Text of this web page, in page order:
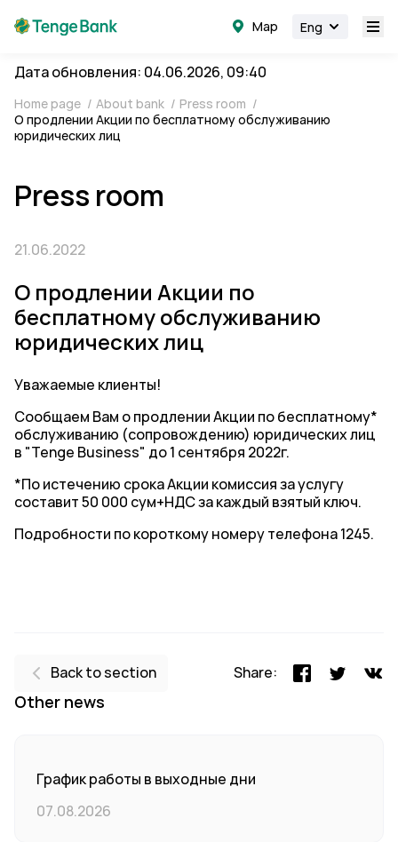
Map Eng
Дата обновления: 04.06.2026, 09:40
Home page / About bank / Press room /
О продлении Акции по бесплатному обслуживанию
юридических лиц
Press room
21.06.2022
О продлении Акции по
бесплатному обслуживанию
юридических лиц
Уважаемые клиенты!
Сообщаем Вам о продлении Акции по бесплатному*
обслуживанию (сопровождению) юридических лиц
в "Tenge Business" до 1 сентября 2022г.
*По истечению срока Акции комиссия за услугу
составит 50 000 сум+НДС за каждый взятый ключ.
Подробности по короткому номеру телефона 1245.
Back to section Share:
Other news
График работы в выходные дни
07.08.2026